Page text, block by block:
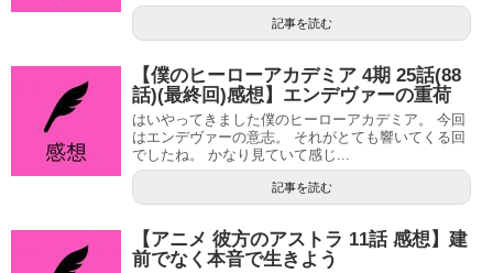
記事を読む
【僕のヒーローアカデミア 4期 25話(88
話)(最終回)感想】エンデヴァーの重荷
はいやってきました僕のヒーローアカデミア。 今回
はエンデヴァーの意志。 それがとても響いてくる回
でしたね。 かなり見ていて感じ...
記事を読む
【アニメ 彼方のアストラ 11話 感想】建
前でなく本音で生きよう